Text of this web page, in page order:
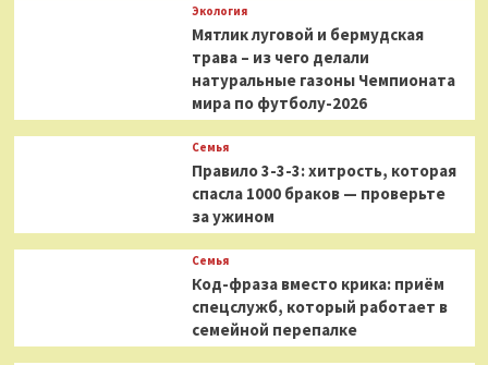
Экология
Мятлик луговой и бермудская
трава – из чего делали
натуральные газоны Чемпионата
мира по футболу-2026
Семья
Правило 3-3-3: хитрость, которая
спасла 1000 браков — проверьте
за ужином
Семья
Код-фраза вместо крика: приём
спецслужб, который работает в
семейной перепалке